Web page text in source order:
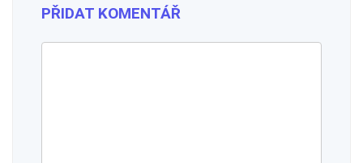
PŘIDAT KOMENTÁŘ